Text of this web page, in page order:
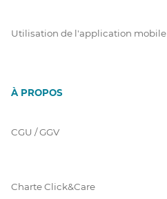
Utilisation de l'application mobile
À PROPOS
CGU / GGV
Charte Click&Care